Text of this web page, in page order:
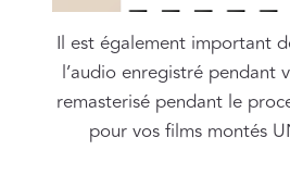
Il est également important
l’audio enregistré pendant
remasterisé pendant le
pour vos films montés